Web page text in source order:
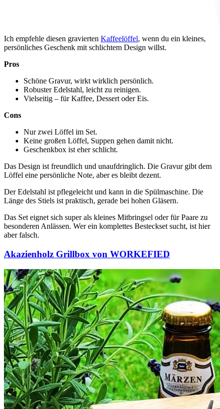
Ich empfehle diesen gravierten Kaffeelöffel, wenn du ein kleines,
persönliches Geschenk mit schlichtem Design willst.
Pros
Schöne Gravur, wirkt wirklich persönlich.
Robuster Edelstahl, leicht zu reinigen.
Vielseitig – für Kaffee, Dessert oder Eis.
Cons
Nur zwei Löffel im Set.
Keine großen Löffel, Suppen gehen damit nicht.
Geschenkbox ist eher schlicht.
Das Design ist freundlich und unaufdringlich. Die Gravur gibt dem
Löffel eine persönliche Note, aber es bleibt dezent.
Der Edelstahl ist pflegeleicht und kann in die Spülmaschine. Die
Länge des Stiels ist praktisch, gerade bei hohen Gläsern.
Das Set eignet sich super als kleines Mitbringsel oder für Paare zu
besonderen Anlässen. Wer ein komplettes Besteckset sucht, ist hier
aber falsch.
Akazienholz Grillbox von WORKEFIED